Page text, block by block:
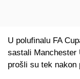
U polufinalu FA
sastali Manchester
prošli su tek nakon